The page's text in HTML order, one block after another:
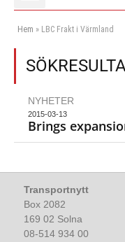
Hem » LBC Frakt i Värmland
NYHETER
2015-03-13
Brings
Transportnytt
Box 2082
169 02 Solna
08-514 934 00